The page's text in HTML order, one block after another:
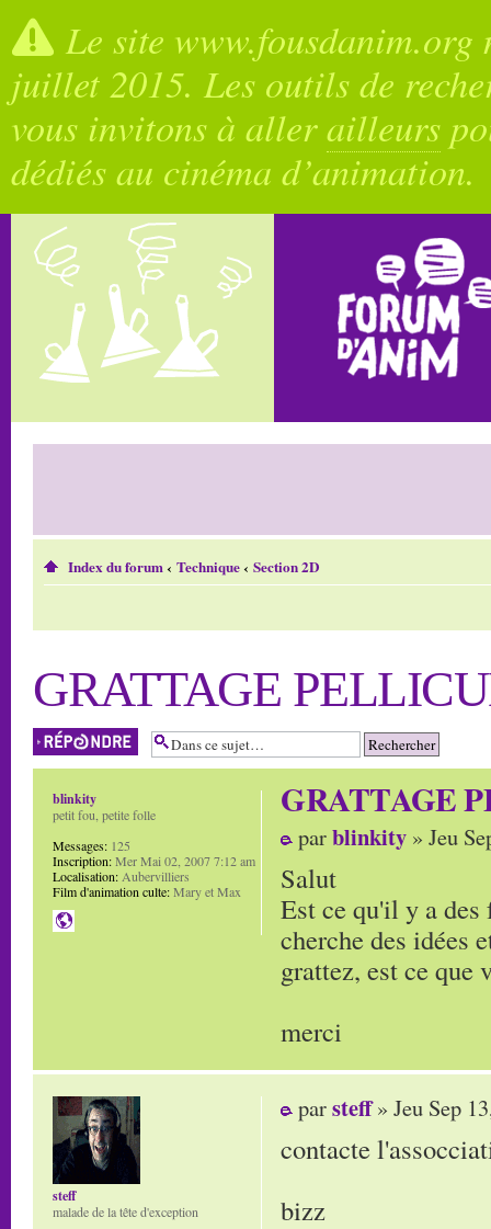
Le site
juillet 2015. Les outils de
vous invitons à allerailleurs
dédiés au cinéma d’animation.
Index du forum‹ Technique‹ Section 2D
GRATTAGE
Répondre
GRATTAGE
parblinkity » Jeu
Salut
Est ce qu'il y a
cherche des idées
grattez, est ce que
merci
blinkity
petit fou, petite folle
Messages: 125
Inscription:Mer Mai 02, 2007 7:12 am
Localisation: Aubervilliers
Film d'animation culte:Mary et Max
parsteff» Jeu Sep
contacte
bizz
steff
malade de la tête d'exception